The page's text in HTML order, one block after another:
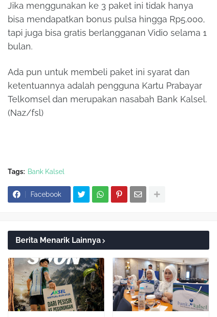
Jika menggunakan ke 3 paket ini tidak hanya
bisa mendapatkan bonus pulsa hingga Rp5.000,
tapi juga bisa gratis berlangganan Vidio selama 1
bulan.
Ada pun untuk membeli paket ini syarat dan
ketentuannya adalah pengguna Kartu Prabayar
Telkomsel dan merupakan nasabah Bank Kalsel.
(Naz/fsl)
Tags: Bank Kalsel
Facebook
Berita Menarik Lainnya